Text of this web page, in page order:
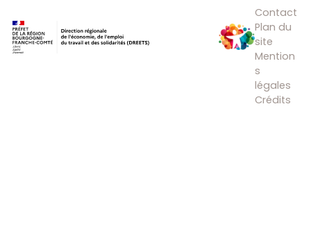
Direction régionale de l’économie, de
PlanContact
Plan du
site
Mention
s
légales
Crédits